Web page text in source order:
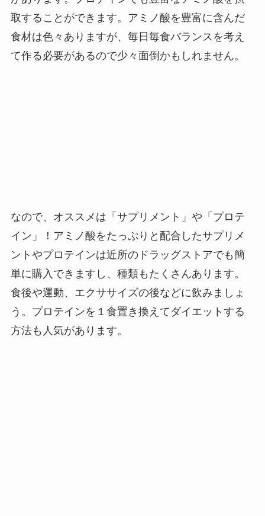
取することができます。アミノ酸を豊富に含んだ
食材は色々ありますが、毎日毎食バランスを考え
て作る必要があるので少々面倒かもしれません。
なので、オススメは「サプリメント」や「プロテ
イン」！アミノ酸をたっぷりと配合したサプリメ
ントやプロテインは近所のドラッグストアでも簡
単に購入できますし、種類もたくさんあります。
食後や運動、エクササイズの後などに飲みましょ
う。プロテインを１食置き換えてダイエットする
方法も人気があります。